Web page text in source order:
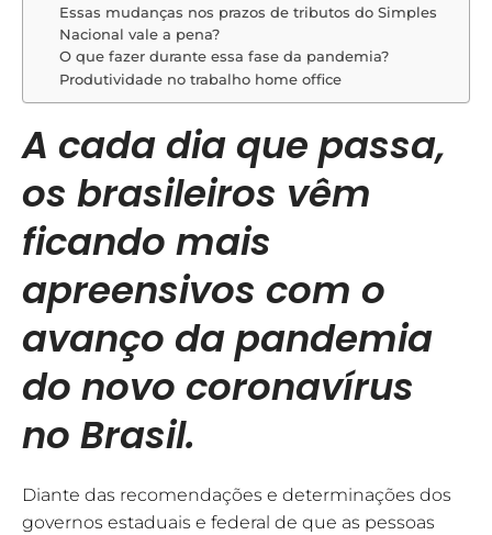
Essas mudanças nos prazos de tributos do Simples
Nacional vale a pena?
O que fazer durante essa fase da pandemia?
Produtividade no trabalho home office
A cada dia que passa,
os brasileiros vêm
ficando mais
apreensivos com o
avanço da pandemia
do novo coronavírus
no Brasil.
Diante das recomendações e determinações dos
governos estaduais e federal de que as pessoas